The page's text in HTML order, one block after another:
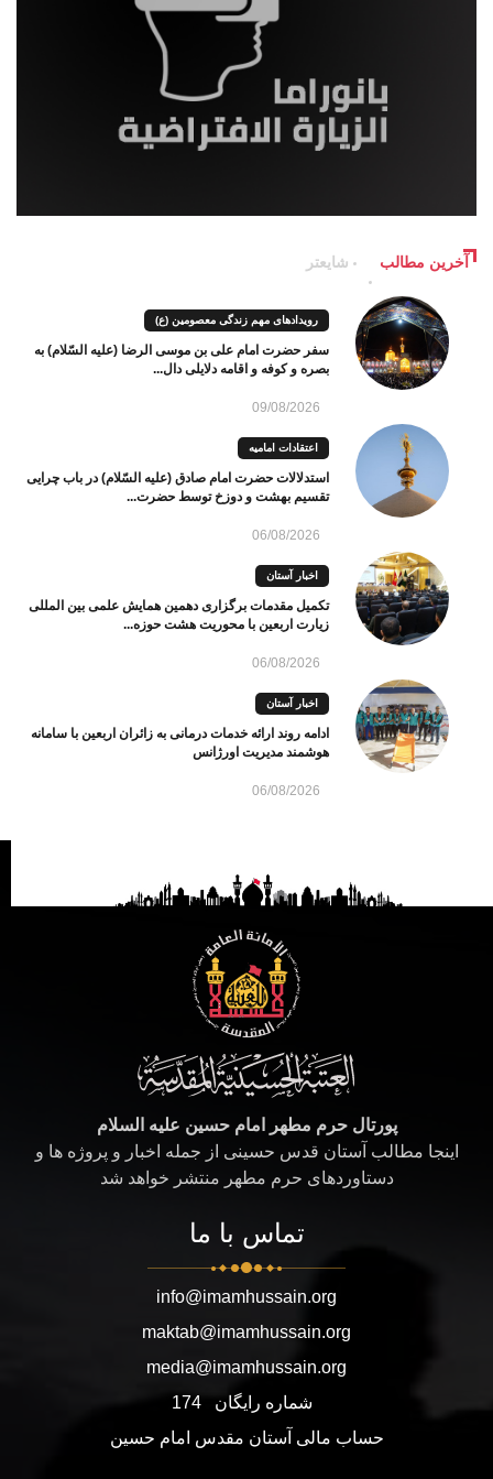
آخرین مطالب شایعتر
رویدادهای مهم زندگی معصومین (ع)
سفر حضرت امام علی بن موسی الرضا (علیه السّلام) به
بصره و کوفه و اقامه دلایلی دال...
09/08/2026
اعتقادات امامیه
استدلالات حضرت امام صادق (علیه السّلام) در باب چرایی
تقسیم بهشت و دوزخ توسط حضرت...
06/08/2026
اخبار آستان
تکمیل مقدمات برگزاری دهمین همایش علمی بین المللی
زیارت اربعین با محوریت هشت حوزه...
06/08/2026
اخبار آستان
ادامه روند ارائه خدمات درمانی به زائران اربعین با سامانه
هوشمند مدیریت اورژانس
06/08/2026
پورتال حرم مطهر امام حسین علیه السلام
اینجا مطالب آستان قدس حسینی از جمله اخبار و پروژه ها و
دستاوردهای حرم مطهر منتشر خواهد شد
تماس با ما
info@imamhussain.org
maktab@imamhussain.org
media@imamhussain.org
شماره رایگان
174
حساب مالی آستان مقدس امام حسین